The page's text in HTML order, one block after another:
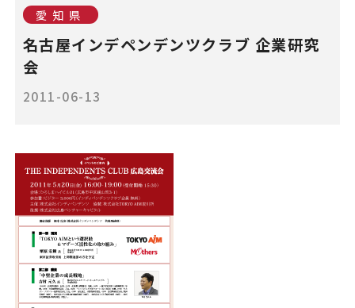
愛知県
名古屋インデペンデンツクラブ 企業研究
会
2011-06-13